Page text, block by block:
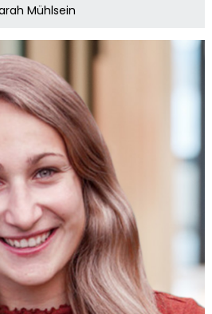
Mühlsein
Niederösterreich
Scheuer
Mail senden